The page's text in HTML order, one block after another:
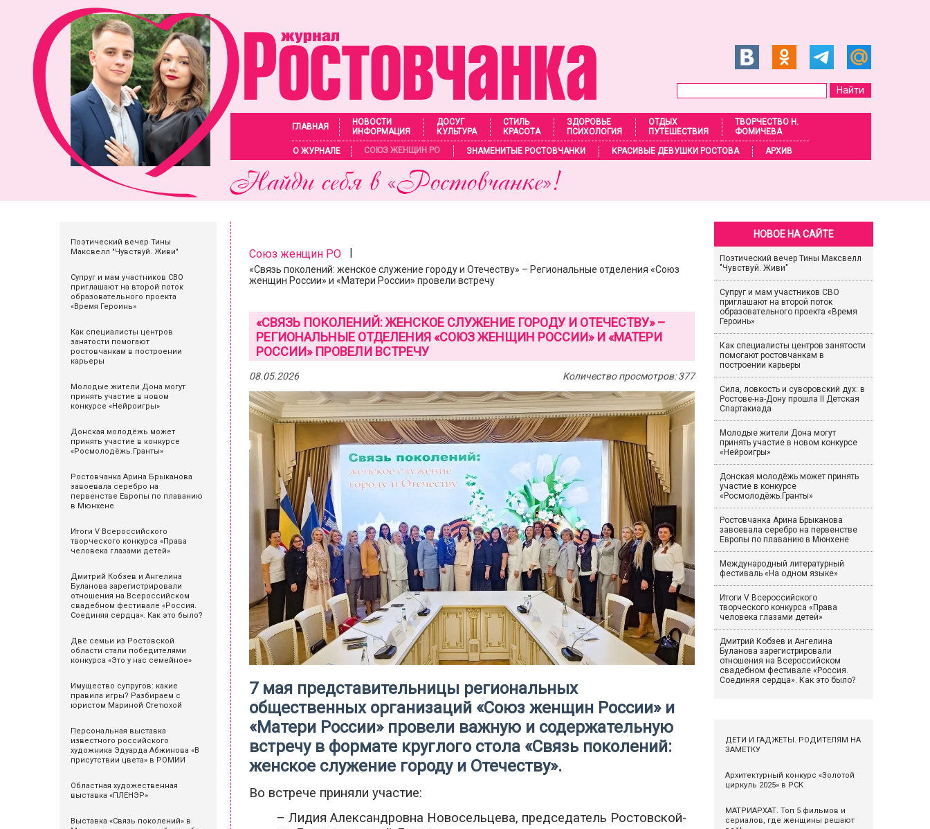
ГЛАВНАЯ
НОВОСТИ
ИНФОРМАЦИЯ
ДОСУГ
КУЛЬТУРА
СТИЛЬ
КРАСОТА
ЗДОРОВЬЕ
ПСИХОЛОГИЯ
ОТДЫХ
ПУТЕШЕСТВИЯ
ТВОРЧЕСТВО Н.
ФОМИЧЕВА
О ЖУРНАЛЕ
СОЮЗ ЖЕНЩИН РО ЗНАМЕНИТЫЕ РОСТОВЧАНКИ КРАСИВЫЕ ДЕВУШКИ РОСТОВА АРХИВ
Поэтический вечер Тины
Максвелл "Чувствуй. Живи"
Супруг и мам участников СВО
приглашают на второй поток
образовательного проекта
«Время Героинь»
Как специалисты центров
занятости помогают
ростовчанкам в построении
карьеры
Молодые жители Дона могут
принять участие в новом
конкурсе «Нейроигры»
Донская молодёжь может
принять участие в конкурсе
«Росмолодёжь.Гранты»
Ростовчанка Арина Брыканова
завоевала серебро на
первенстве Европы по плаванию
в Мюнхене
Итоги V Всероссийского
творческого конкурса «Права
человека глазами детей»
Дмитрий Кобзев и Ангелина
Буланова зарегистрировали
отношения на Всероссийском
свадебном фестивале «Россия.
Соединяя сердца». Как это было?
Две семьи из Ростовской
области стали победителями
конкурса «Это у нас семейное»
Имущество супругов: какие
правила игры? Разбираем с
юристом Мариной Стетюхой
Персональная выставка
известного российского
художника Эдуарда Абжинова «В
присутствии цвета» в РОМИИ
Областная художественная
выставка «ПЛЕНЭР»
Выставка «Связь поколений» в
Союз женщин РО|
«Связь поколений: женское служение городу и Отечеству» – Региональные отделения «Союз
женщин России» и «Матери России» провели встречу
«СВЯЗЬ ПОКОЛЕНИЙ: ЖЕНСКОЕ СЛУЖЕНИЕ ГОРОДУ И ОТЕЧЕСТВУ» –
РЕГИОНАЛЬНЫЕ ОТДЕЛЕНИЯ «СОЮЗ ЖЕНЩИН РОССИИ» И «МАТЕРИ
РОССИИ» ПРОВЕЛИ ВСТРЕЧУ
08.05.2026 Количество просмотров: 377
7 мая представительницы региональных
общественных организаций «Союз женщин России» и
«Матери России» провели важную и содержательную
встречу в формате круглого стола «Связь поколений:
женское служение городу и Отечеству».
Во встрече приняли участие:
– Лидия Александровна Новосельцева, председатель Ростовской-
НОВОЕ НА САЙТЕ
Поэтический вечер Тины Максвелл
"Чувствуй. Живи"
Супруг и мам участников СВО
приглашают на второй поток
образовательного проекта «Время
Героинь»
Как специалисты центров занятости
помогают ростовчанкам в
построении карьеры
Сила, ловкость и суворовский дух: в
Ростове-на-Дону прошла II Детская
Спартакиада
Молодые жители Дона могут
принять участие в новом конкурсе
«Нейроигры»
Донская молодёжь может принять
участие в конкурсе
«Росмолодёжь.Гранты»
Ростовчанка Арина Брыканова
завоевала серебро на первенстве
Европы по плаванию в Мюнхене
Международный литературный
фестиваль «На одном языке»
Итоги V Всероссийского
творческого конкурса «Права
человека глазами детей»
Дмитрий Кобзев и Ангелина
Буланова зарегистрировали
отношения на Всероссийском
свадебном фестивале «Россия.
Соединяя сердца». Как это было?
ДЕТИ И ГАДЖЕТЫ. РОДИТЕЛЯМ НА
ЗАМЕТКУ
Архитектурный конкурс «Золотой
циркуль 2025» в РСК
МАТРИАРХАТ. Топ 5 фильмов и
сериалов, где женщины решают